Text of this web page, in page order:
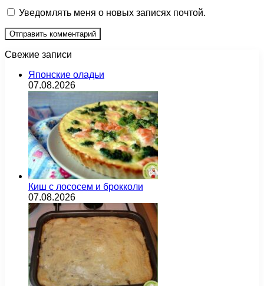
Уведомлять меня о новых записях почтой.
Свежие записи
Японские оладьи
07.08.2026
Киш с лососем и брокколи
07.08.2026